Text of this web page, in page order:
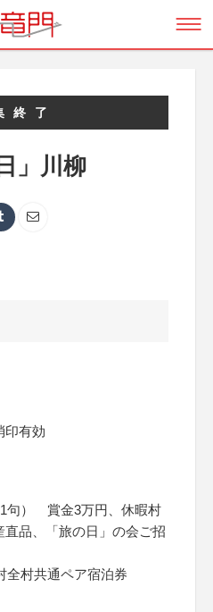
終了
」川柳
印有効
句） 賞金3万円、休暇村
品、「旅の日」の会ご招
村共通ペア宿泊券